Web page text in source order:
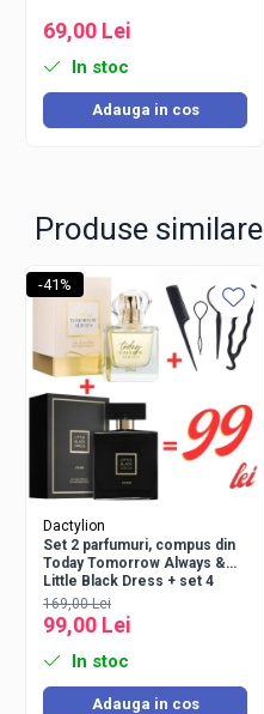
69,00 Lei
In stoc
Adauga in cos
Produse similare
-41%
Dactylion
Set 2 parfumuri, compus din
Today Tomorrow Always &
Little Black Dress + set 4
accesorii păr – ofertă
specială 99 lei
169,00 Lei
99,00 Lei
In stoc
Adauga in cos